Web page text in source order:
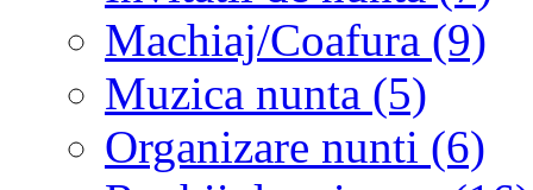
Machiaj/Coafura (9)
Muzica nunta (5)
Organizare nunti (6)